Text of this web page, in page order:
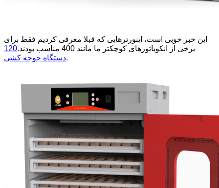
این خبر خوبی است، اینورترهایی که قبلا معرفی کردیم فقط برای
برخی از انکوباتورهای کوچکتر ما مانند 400 مناسب بودند.
120
دستگاه جوجه کشی.